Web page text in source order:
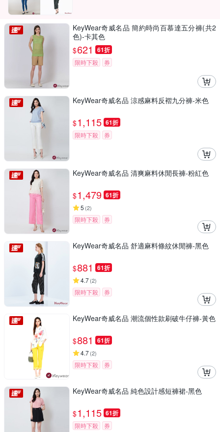
KeyWear奇威名品 簡約時尚百慕達五分褲(共2
色)-卡其色
$621 61折
限時下殺 券
KeyWear奇威名品 涼感麻料反褶九分褲-米色
$1,115 61折
限時下殺 券
KeyWear奇威名品 清爽麻料休閒長褲-粉紅色
$1,479 61折
5 (2)
限時下殺 券
KeyWear奇威名品 舒適麻料條紋休閒褲-黑色
$881 61折
4.7(2)
限時下殺 券
KeyWear奇威名品 潮流個性款刷破牛仔褲-黃色
$881 61折
4.7(2)
限時下殺 券
KeyWear奇威名品 純色設計感短褲裙-黑色
$1,115 61折
限時下殺 券